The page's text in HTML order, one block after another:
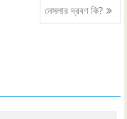
নেসলার দ্রবণ কি?